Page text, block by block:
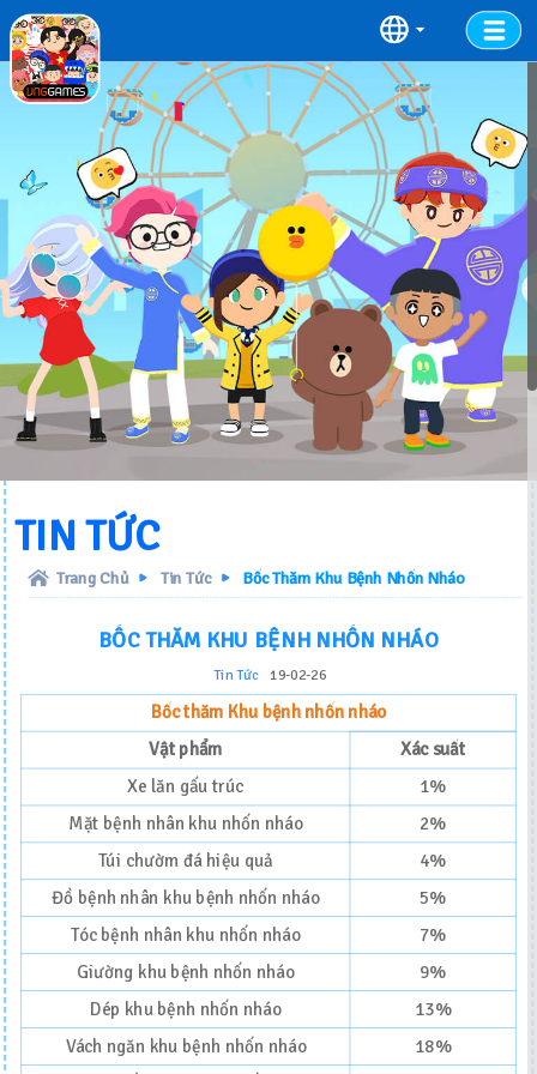
TIN TỨC
Trang Chủ Tin Tức Bốc Thăm Khu Bệnh Nhốn Nháo
BỐC THĂM KHU BỆNH NHỐN NHÁO
Tin Tức 19-02-26
Bốc thăm Khu bệnh nhốn nháo
Vật phẩm Xác suất
Xe lăn gấu trúc
1%
Mặt bệnh nhân khu nhốn nháo
2%
Túi chườm đá hiệu quả
4%
Đồ bệnh nhân khu bệnh nhốn nháo 5%
Tóc bệnh nhân khu nhốn nháo
7%
Giường khu bệnh nhốn nháo
9%
Dép khu bệnh nhốn nháo 13%
Vách ngăn khu bệnh nhốn nháo 18%
TRANG CHỦ
TIN TỨC